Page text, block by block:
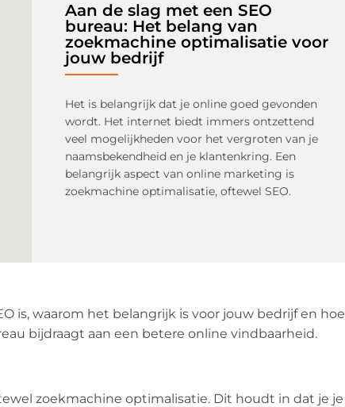
Aan de slag met een SEO
bureau: Het belang van
zoekmachine optimalisatie voor
jouw bedrijf
Het is belangrijk dat je online goed gevonden
wordt. Het internet biedt immers ontzettend
veel mogelijkheden voor het vergroten van je
naamsbekendheid en je klantenkring. Een
belangrijk aspect van online marketing is
zoekmachine optimalisatie, oftewel SEO.
is, waarom het belangrijk is voor jouw bedrijf en hoe
bijdraagt aan een betere online vindbaarheid.
zoekmachine optimalisatie. Dit houdt in dat je je